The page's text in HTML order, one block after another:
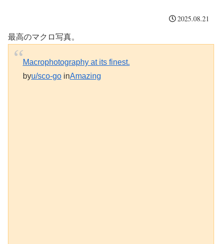
2025.08.21
最高のマクロ写真。
Macrophotography at its finest.
byu/sco-goinAmazing